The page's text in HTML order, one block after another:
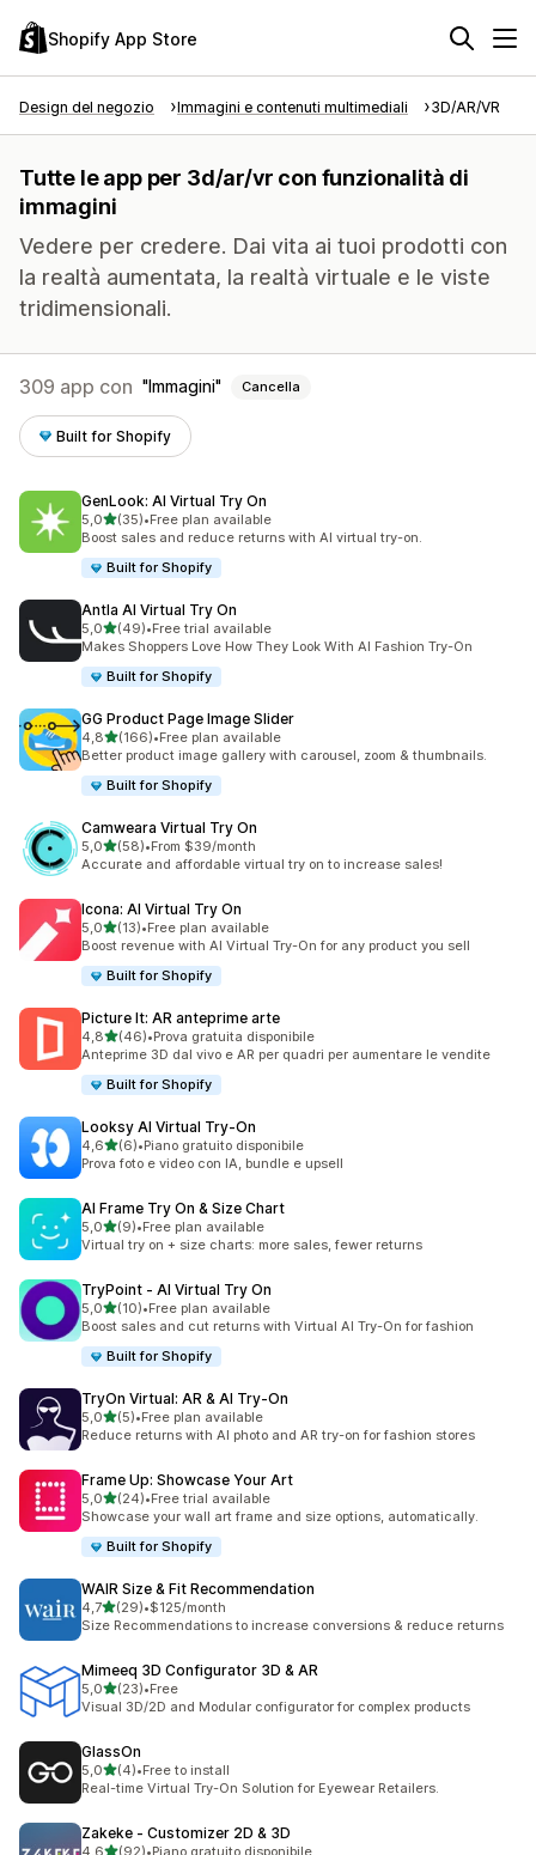
Shopify App Store
Design del negozio Immagini e contenuti multimediali 3D/AR/VR
Tutte le app per 3d/ar/vr con funzionalità di
immagini
Vedere per credere. Dai vita ai tuoi prodotti con
la realtà aumentata, la realtà virtuale e le viste
tridimensionali.
309 app con Immagini Cancella
Built for Shopify
GenLook: AI Virtual Try On
5,0stelle su 5
(35)
35 recensioni totali
•Free plan available
Boost sales and reduce returns with AI virtual try-on.
Built for Shopify
Antla AI Virtual Try On
5,0stelle su 5
(49)
49 recensioni totali
•Free trial available
Makes Shoppers Love How They Look With AI Fashion Try-On
Built for Shopify
GG Product Page Image Slider
4,8stelle su 5
(166)
166 recensioni totali
•Free plan available
Better product image gallery with carousel, zoom & thumbnails.
Built for Shopify
Camweara Virtual Try On
5,0stelle su 5
(58)
58 recensioni totali
•From $39/month
Accurate and affordable virtual try on to increase sales!
Icona: AI Virtual Try On
5,0stelle su 5
(13)
13 recensioni totali
•Free plan available
Boost revenue with AI Virtual Try-On for any product you sell
Built for Shopify
Picture It: AR anteprime arte
4,8stelle su 5
(46)
46 recensioni totali
•Prova gratuita disponibile
Anteprime 3D dal vivo e AR per quadri per aumentare le vendite
Built for Shopify
Looksy AI Virtual Try‑On
4,6stelle su 5
(6)
6 recensioni totali
•Piano gratuito disponibile
Prova foto e video con IA, bundle e upsell
AI Frame Try On & Size Chart
5,0stelle su 5
(9)
9 recensioni totali
•Free plan available
Virtual try on + size charts: more sales, fewer returns
TryPoint ‑ AI Virtual Try On
5,0stelle su 5
(10)
10 recensioni totali
•Free plan available
Boost sales and cut returns with Virtual AI Try-On for fashion
Built for Shopify
TryOn Virtual: AR & AI Try‑On
5,0stelle su 5
(5)
5 recensioni totali
•Free plan available
Reduce returns with AI photo and AR try-on for fashion stores
Frame Up: Showcase Your Art
5,0stelle su 5
(24)
24 recensioni totali
•Free trial available
Showcase your wall art frame and size options, automatically.
Built for Shopify
WAIR Size & Fit Recommendation
4,7stelle su 5
(29)
29 recensioni totali
•$125/month
Size Recommendations to increase conversions & reduce returns
Mimeeq 3D Configurator 3D & AR
5,0stelle su 5
(23)
23 recensioni totali
•Free
Visual 3D/2D and Modular configurator for complex products
GlassOn
5,0stelle su 5
(4)
4 recensioni totali
•Free to install
Real-time Virtual Try-On Solution for Eyewear Retailers.
Zakeke ‑ Customizer 2D & 3D
4,6stelle su 5
(92)•Piano gratuito disponibile